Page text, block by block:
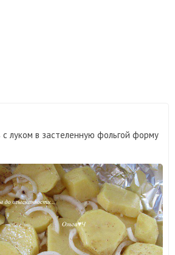
луком в застеленную фольгой форму